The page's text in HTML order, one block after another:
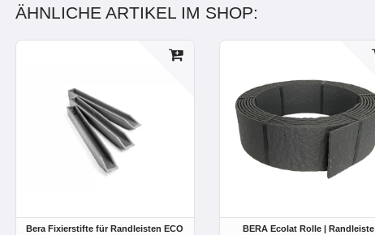
ÄHNLICHE ARTIKEL IM SHOP:
Bera Fixierstifte für Randleisten ECO
BERA Ecolat Rolle | Randleiste